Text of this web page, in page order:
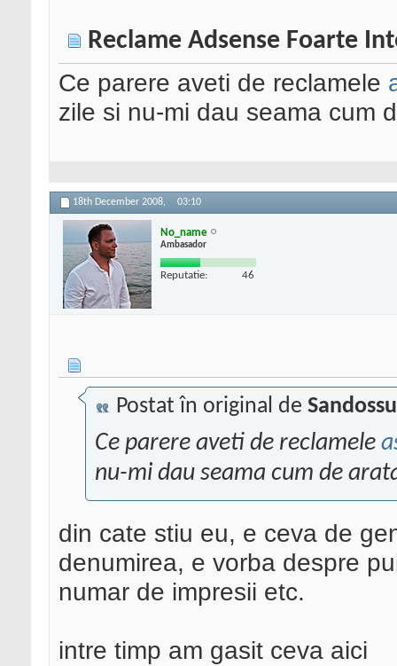
Reclame Adsense Foarte
Ce parere aveti de reclamele
zile si nu-mi dau seama cum
18th December 2008, 03:10
No_name
Ambasador
Reputatie: 46
Postat în original de Sandossu
Ce parere aveti de reclamele
nu-mi dau seama cum de
din cate stiu eu, e ceva de
denumirea, e vorba despre
numar de impresii etc.
intre timp am gasit ceva aici